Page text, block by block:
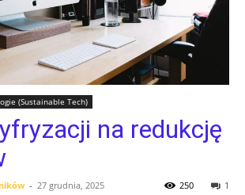
(Sustainable Tech)
na redukcję
- 27 grudnia, 2025 1
250